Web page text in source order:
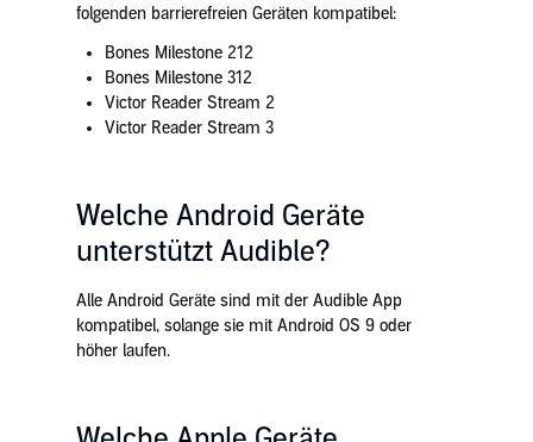
folgenden barrierefreien Geräten kompatibel:
Bones Milestone 212
Bones Milestone 312
Victor Reader Stream 2
Victor Reader Stream 3
Welche Android Geräte
unterstützt Audible?
Alle Android Geräte sind mit der Audible App
kompatibel, solange sie mit Android OS 9 oder
höher laufen.